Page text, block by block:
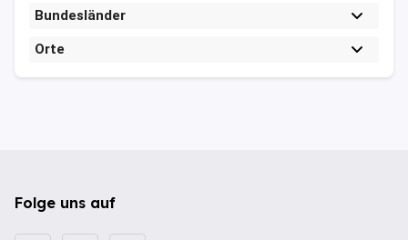
Bundesländer
Orte
Folge uns auf